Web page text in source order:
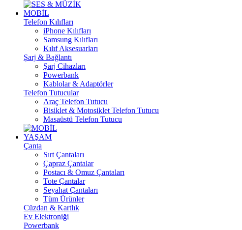
MOBİL
Telefon Kılıfları
iPhone Kılıfları
Samsung Kılıfları
Kılıf Aksesuarları
Şarj & Bağlantı
Şarj Cihazları
Powerbank
Kablolar & Adaptörler
Telefon Tutucular
Araç Telefon Tutucu
Bisiklet & Motosiklet Telefon Tutucu
Masaüstü Telefon Tutucu
YAŞAM
Çanta
Sırt Çantaları
Çapraz Çantalar
Postacı & Omuz Çantaları
Tote Çantalar
Seyahat Çantaları
Tüm Ürünler
Cüzdan & Kartlık
Ev Elektroniği
Powerbank